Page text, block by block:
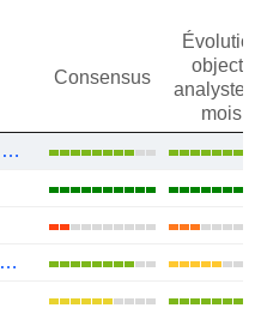
Consensus
objectif
mois
YTO EXPRESS GROUP CO.,LTD.
ZTO EXPRESS (CAYMAN) INC.